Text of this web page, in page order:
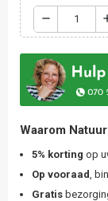
remove
Waarom
5% korting op
Op vooraad
,
Gratis